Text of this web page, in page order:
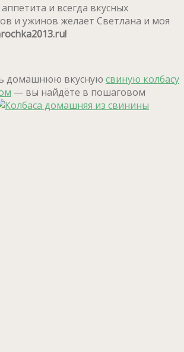
и всегда вкусных
и ужинов желает Светлана и моя
домашнюю вкусную свиную колбасу
— вы найдёте в пошаговом